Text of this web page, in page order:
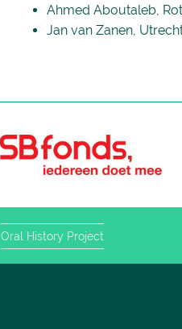
Ahmed Aboutaleb,
Jan van Zanen,
Oral History Project